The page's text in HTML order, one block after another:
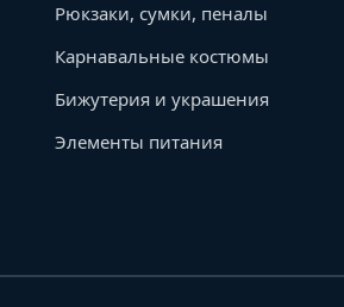
Рюкзаки, сумки, пеналы
Карнавальные костюмы
Бижутерия и украшения
Элементы питания